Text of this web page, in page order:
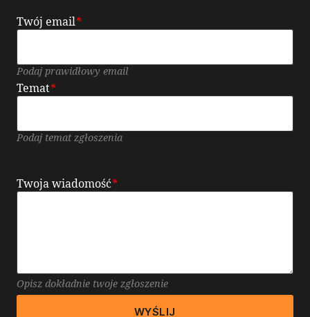
Twój email*
Podaj prawidłowy email
Temat*
Podaj temat zgłoszenia
Twoja wiadomość*
Opisz dokładnie twoje zgłoszenie